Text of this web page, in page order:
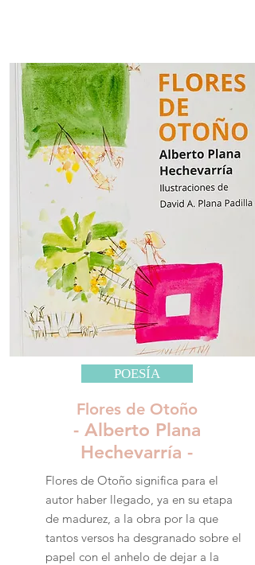
POESÍA
Flores de Otoño
- Alberto Plana
Hechevarría -
Flores de Otoño significa para el
autor haber llegado, ya en su etapa
de madurez, a la obra por la que
tantos versos ha desgranado sobre el
papel con el anhelo de dejar a la